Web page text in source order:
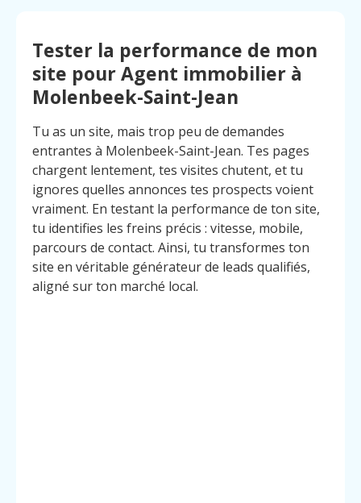
Tester la performance de mon
site pour Agent immobilier à
Molenbeek-Saint-Jean
Tu as un site, mais trop peu de demandes
entrantes à Molenbeek-Saint-Jean. Tes pages
chargent lentement, tes visites chutent, et tu
ignores quelles annonces tes prospects voient
vraiment. En testant la performance de ton site,
tu identifies les freins précis : vitesse, mobile,
parcours de contact. Ainsi, tu transformes ton
site en véritable générateur de leads qualifiés,
aligné sur ton marché local.